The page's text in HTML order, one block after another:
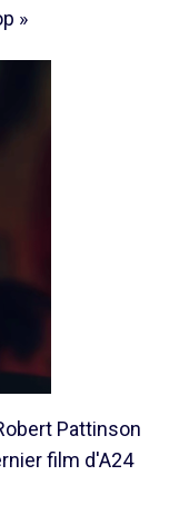
»
Pattinson
film d'A24